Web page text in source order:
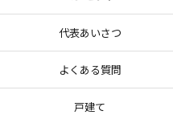
代表あいさつ
よくある質問
戸建て